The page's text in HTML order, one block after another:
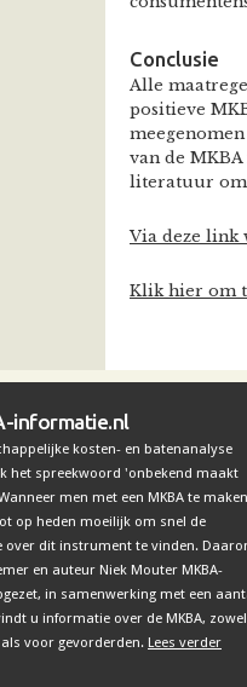
Conclusie
Alle
positieve
van de
literatuur om
Via deze link
Klik hier om
informatie.nl
kosten- en batenanalyse
het spreekwoord 'onbekend maakt
men met een MKBA te maken
op heden moeilijk om snel de
dit instrument te vinden.
en auteur Niek Mouter MKBA-
in samenwerking met een
u informatie over de MKBA, zowel
voor gevorderden. Lees verder